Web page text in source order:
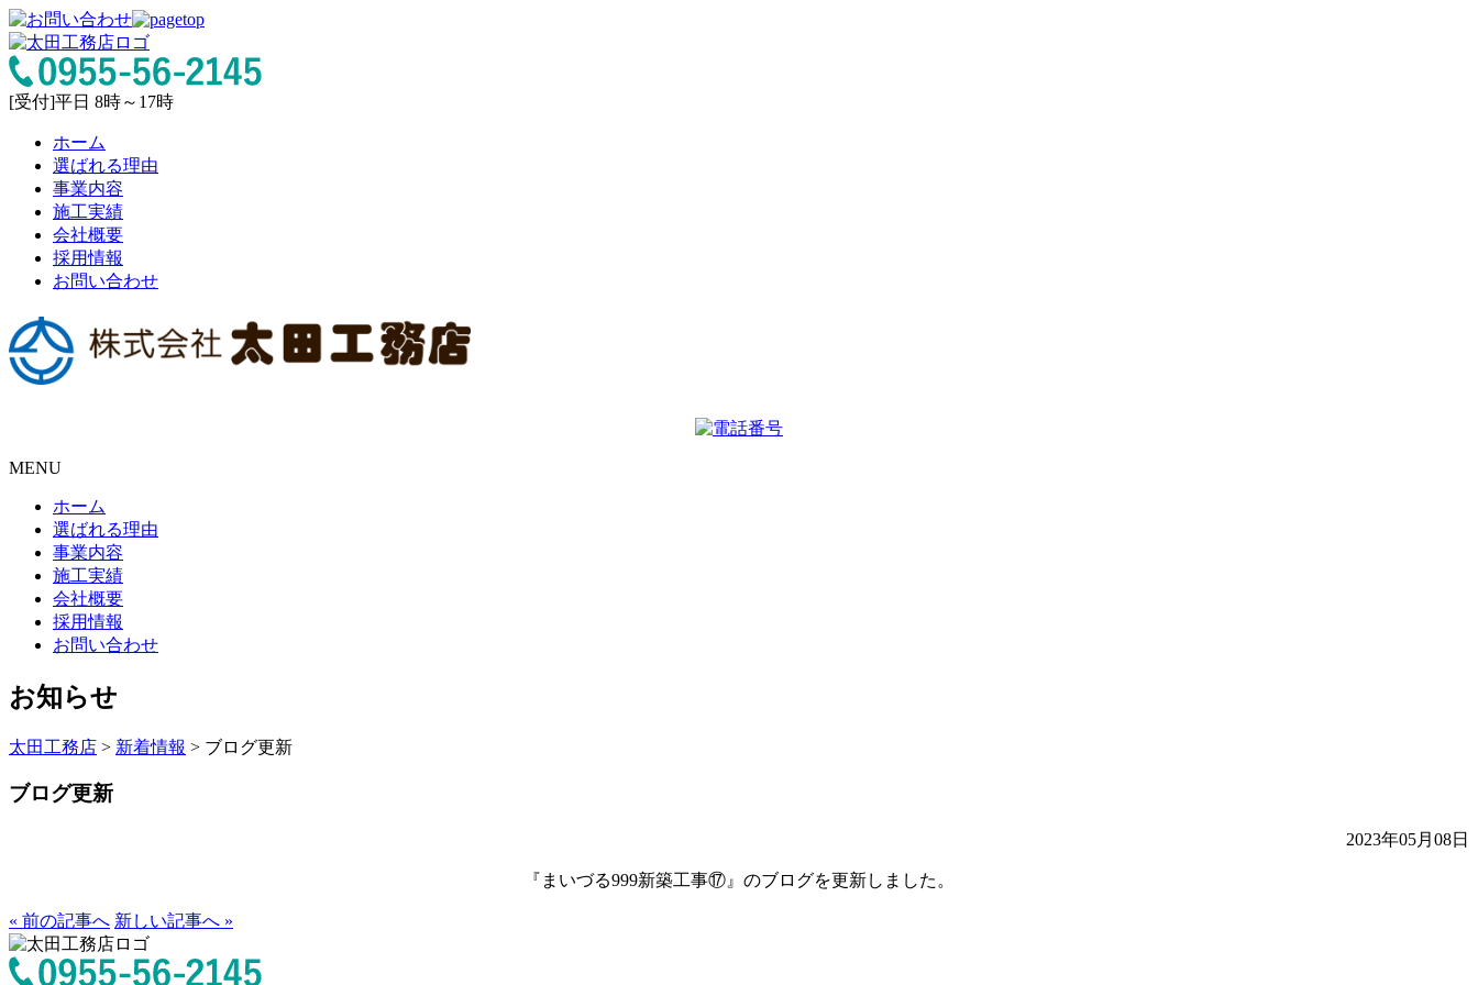
[受付]平日 8時～17時
ホーム
選ばれる理由
事業内容
施工実績
会社概要
採用情報
お問い合わせ
MENU
ホーム
選ばれる理由
事業内容
施工実績
会社概要
採用情報
お問い合わせ
お知らせ
太田工務店 > 新着情報 > ブログ更新
ブログ更新
2023年05月08日
『まいづる999新築工事⑰』のブログを更新しました。
« 前の記事へ 新しい記事へ »